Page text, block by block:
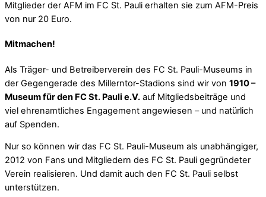
Mitglieder der AFM im FC St. Pauli erhalten sie zum AFM-Preis
von nur 20 Euro.
Mitmachen!
Als Träger- und Betreiberverein des FC St. Pauli-Museums in
der Gegengerade des Millerntor-Stadions sind wir von 1910 –
Museum für den FC St. Pauli e.V. auf Mitgliedsbeiträge und
viel ehrenamtliches Engagement angewiesen – und natürlich
auf Spenden.
Nur so können wir das FC St. Pauli-Museum als unabhängiger,
2012 von Fans und Mitgliedern des FC St. Pauli gegründeter
Verein realisieren. Und damit auch den FC St. Pauli selbst
unterstützen.